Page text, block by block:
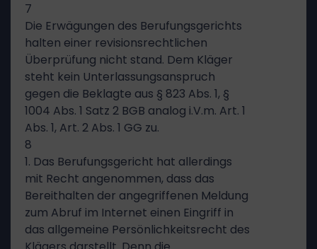
7
Die Erwägungen des Berufungsgerichts
halten einer revisionsrechtlichen
Überprüfung nicht stand. Dem Kläger
steht kein Unterlassungsanspruch
gegen die Beklagte aus § 823 Abs. 1, §
1004 Abs. 1 Satz 2 BGB analog i.V.m. Art. 1
Abs. 1, Art. 2 Abs. 1 GG zu.
8
1. Das Berufungsgericht hat allerdings
mit Recht angenommen, dass das
Bereithalten der angegriffenen Meldung
zum Abruf im Internet einen Eingriff in
das allgemeine Persönlichkeitsrecht des